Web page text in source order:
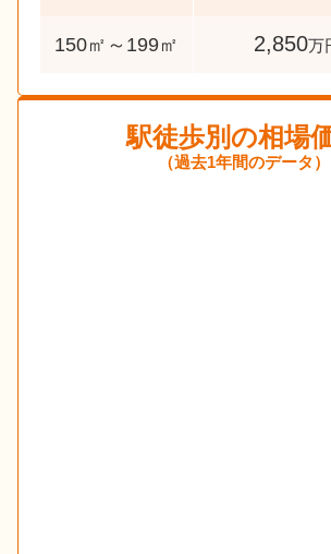
150㎡～199㎡ 2,850万
駅徒歩別の相場
（過去1年間のデータ）